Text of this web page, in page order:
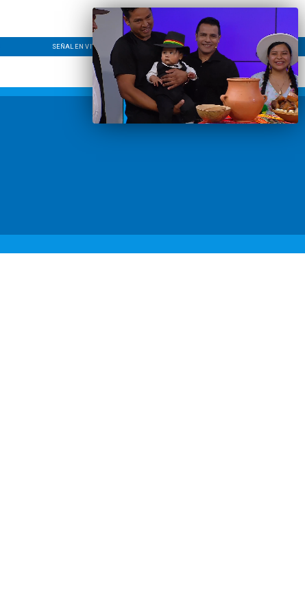
SEÑAL EN VIVO CONTACTO LÍNEA EDITORIAL